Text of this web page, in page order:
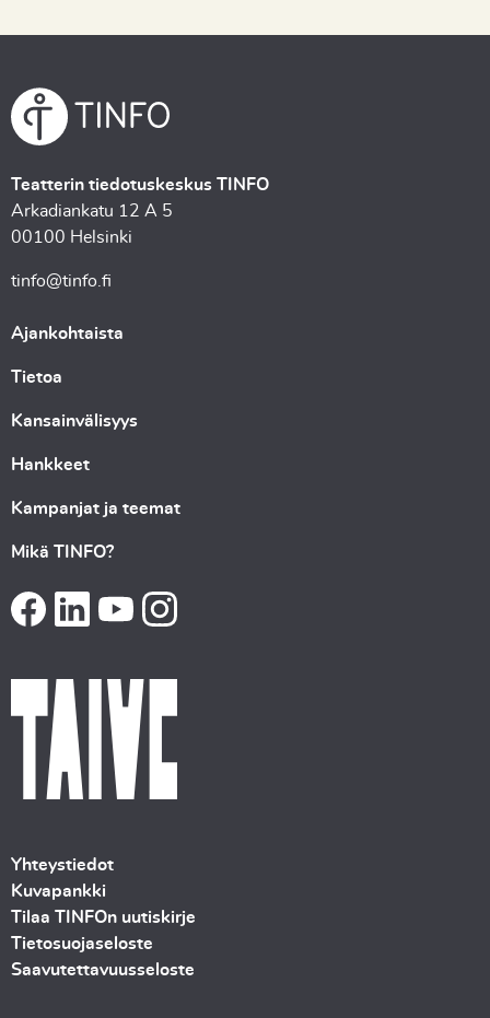
Teatterin tiedotuskeskus TINFO
Arkadiankatu 12 A 5
00100 Helsinki
tinfo@tinfo.fi
Ajankohtaista
Tietoa
Kansainvälisyys
Hankkeet
Kampanjat ja teemat
Mikä TINFO?
Yhteystiedot
Kuvapankki
Tilaa TINFOn uutiskirje
Tietosuojaseloste
Saavutettavuusseloste